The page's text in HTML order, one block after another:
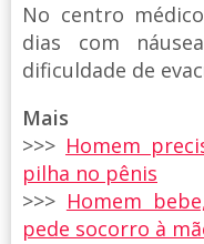
No centro
dias com
dificuldade de
Mais
>>> Homem
pilha no pênis
>>> Homem
pede socorro à